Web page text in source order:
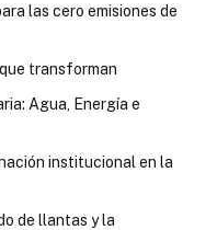
las cero emisiones de
transforman
Agua, Energía e
institucional en la
de llantas y la